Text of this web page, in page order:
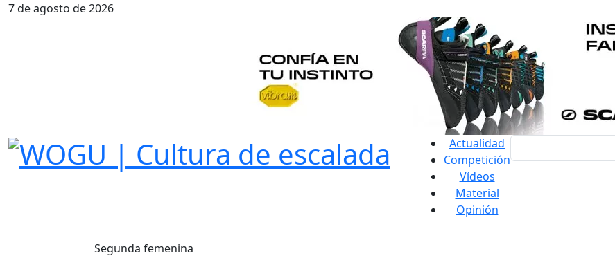
7 de agosto de 2026
Actualidad
Competición
Vídeos
Material
Opinión
Segunda femenina